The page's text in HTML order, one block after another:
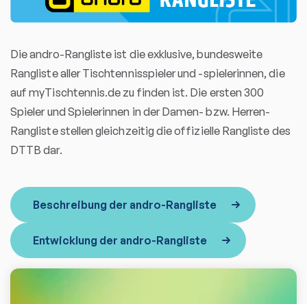
Die andro-Rangliste ist die exklusive, bundesweite
Rangliste aller Tischtennisspieler und -spielerinnen, die
auf myTischtennis.de zu finden ist. Die ersten 300
Spieler und Spielerinnen in der Damen- bzw. Herren-
Rangliste stellen gleichzeitig die offizielle Rangliste des
DTTB dar.
Beschreibung der andro-Rangliste
Entwicklung der andro-Rangliste